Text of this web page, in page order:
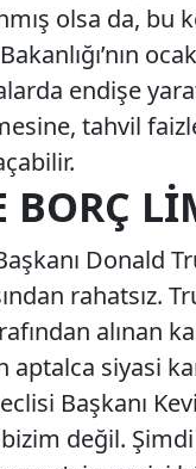
olsa da, bu
endişe
tahvil
BORÇ
Donald
rahatsız.
alınan
aptalca siyasi
Başkanı
bizim değil.